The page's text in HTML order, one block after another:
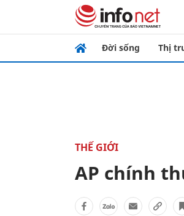
Đời sống Thị
THẾ GIỚI
AP chính